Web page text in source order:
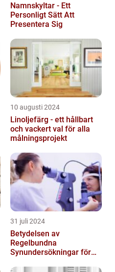
Namnskyltar - Ett
Personligt Sätt Att
Presentera Sig
10 augusti 2024
Linoljefärg - ett hållbart
och vackert val för alla
målningsprojekt
31 juli 2024
Betydelsen av
Regelbundna
Synundersökningar för